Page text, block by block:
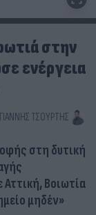
στην
ενέργεια
ΓΙΆΝΝΗΣ ΤΣΟΎΡΤΗΣ
στη δυτική
Βοιωτία
μηδέν»